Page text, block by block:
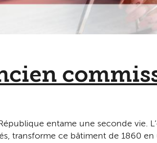
entame une seconde vie.
transforme ce bâtiment de 1860